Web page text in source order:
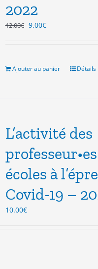
2022
12.00€ Le
12.00€.
9.00€Le
9.00€.
Ajouter au panier Détails
L’activité des
écoles à
Covid-19 –
10.00€